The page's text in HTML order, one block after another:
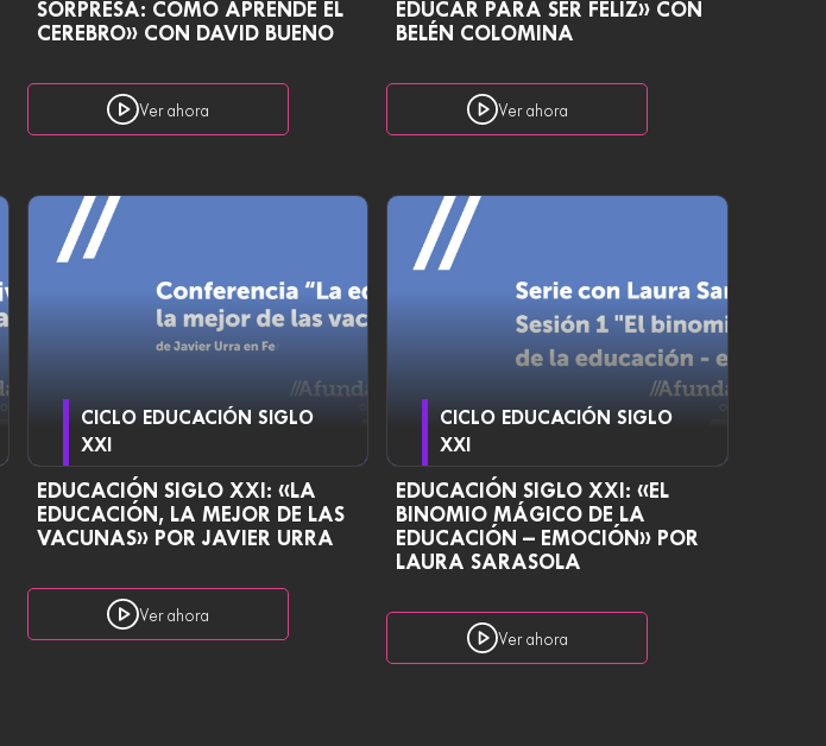
SORPRESA: CÓMO APRENDE EL
CEREBRO» CON DAVID BUENO
Ver ahora
EDUCAR PARA SER FELIZ» CON
BELÉN COLOMINA
Ver ahora
CICLO EDUCACIÓN SIGLO
XXI
EDUCACIÓN SIGLO XXI: «LA
EDUCACIÓN, LA MEJOR DE LAS
VACUNAS» POR JAVIER URRA
Ver ahora
CICLO EDUCACIÓN SIGLO
XXI
EDUCACIÓN SIGLO XXI: «EL
BINOMIO MÁGICO DE LA
EDUCACIÓN – EMOCIÓN» POR
LAURA SARASOLA
Ver ahora